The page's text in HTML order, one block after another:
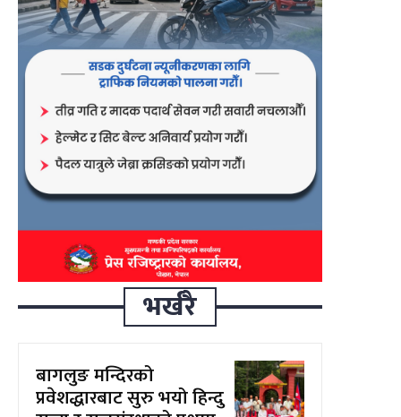
भर्खरै
बागलुङ मन्दिरको
प्रवेशद्धारबाट सुरु भयो हिन्दु